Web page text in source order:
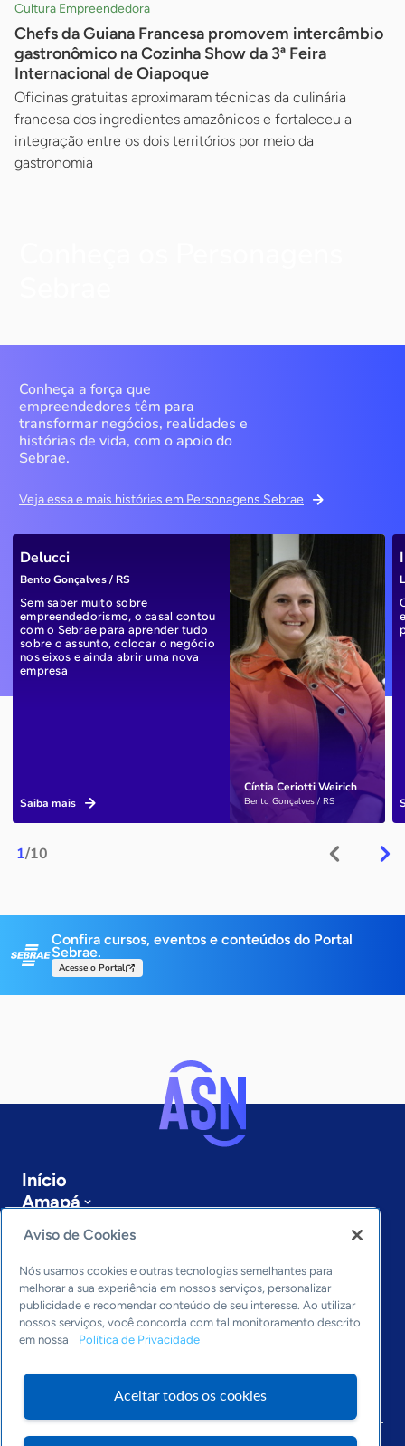
Cultura Empreendedora
Chefs da Guiana Francesa promovem intercâmbio
gastronômico na Cozinha Show da 3ª Feira
Internacional de Oiapoque
Oficinas gratuitas aproximaram técnicas da culinária
francesa dos ingredientes amazônicos e fortaleceu a
integração entre os dois territórios por meio da
gastronomia
Conheça a força que
empreendedores têm para
transformar negócios, realidades e
histórias de vida, com o apoio do
Sebrae.
Veja essa e mais histórias em Personagens Sebrae
1/10
Cíntia Ceriotti Weirich
Bento Gonçalves / RS
Delucci
Bento Gonçalves / RS
Sem saber muito sobre
empreendedorismo, o casal contou
com o Sebrae para aprender tudo
sobre o assunto, colocar o negócio
nos eixos e ainda abrir uma nova
empresa
Saiba mais
Confira cursos, eventos e conteúdos do Portal
Sebrae.
Acesse o Portal
Início
Amapá
Sobre a ASN
Últimas notícias
Entre em contato
Editorias
Economia & Política
Inovação & Tecnologia
Cultura empreendedora
Arquivo
Aviso de Cookies
Nós usamos cookies e outras tecnologias semelhantes para
melhorar a sua experiência em nossos serviços, personalizar
publicidade e recomendar conteúdo de seu interesse. Ao utilizar
nossos serviços, você concorda com tal monitoramento descrito
em nossa
Política de Privacidade
Aceitar todos os cookies